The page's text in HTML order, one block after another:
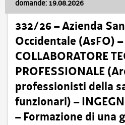
domande: 19.08.2026
332/26 – Azienda
Occidentale (AsFO) –
COLLABORATORE
PROFESSIONALE
professionisti della
funzionari) –
– Formazione di una